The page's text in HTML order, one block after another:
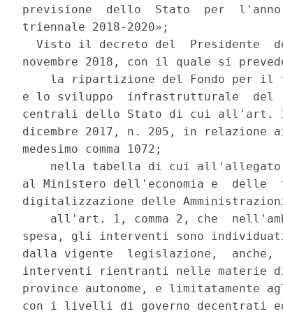
previsione  dello  Stato  per
triennale 2018-2020»;
Visto il decreto del  Presidente
novembre 2018, con il quale si
la ripartizione del Fondo per il
e lo sviluppo  infrastrutturale  del
centrali dello Stato di cui all'art. 1,
dicembre 2017, n. 205, in
medesimo comma 1072;
nella tabella di cui
al Ministero dell'economia e
digitalizzazione delle
all'art. 1, comma 2, che
spesa, gli interventi sono
dalla vigente  legislazione,
interventi rientranti nelle materie di
province autonome, e
con i livelli di governo decentrati